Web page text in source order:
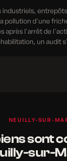
industriels,
pollution d'une
après l'arrêt de
un audit
NEUILLY-SUR-
sont
sur-